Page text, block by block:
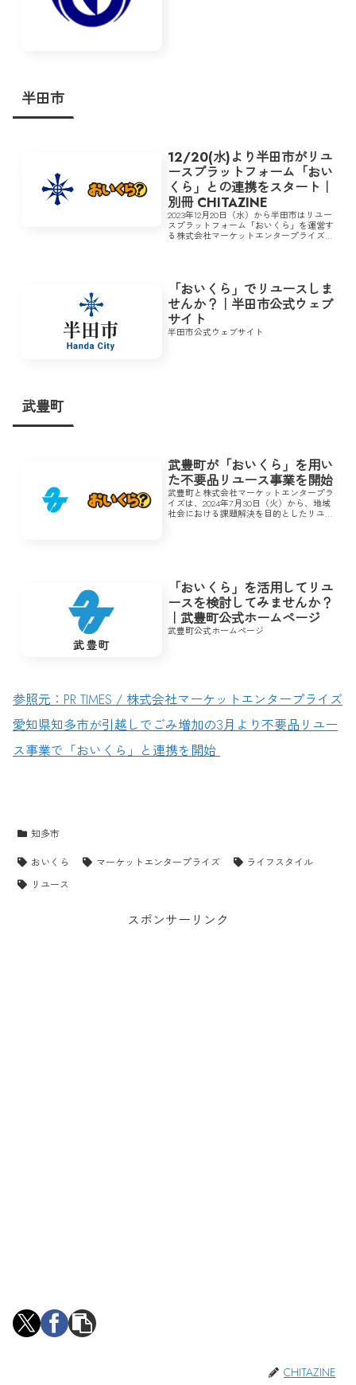
半田市
12/20(水)より半田市がリユ
ースプラットフォーム「おい
くら」との連携をスタート｜
別冊 CHITAZINE
2023年12月20日（水）から半田市はリユー
スプラットフォーム「おいくら」を運営す
る株式会社マーケットエンタープライズと
「おいくら」でリユースしま
せんか？｜半田市公式ウェブ
サイト
半田市公式ウェブサイト
武豊町
武豊町が「おいくら」を用い
た不要品リユース事業を開始
武豊町と株式会社マーケットエンタープラ
イズは、2024年7月30日（火）から、地域
社会における課題解決を目的としたリユー
「おいくら」を活用してリユ
ースを検討してみませんか？
｜武豊町公式ホームページ
武豊町公式ホームページ
参照元：PR TIMES / 株式会社マーケットエンタープライズ
愛知県知多市が引越しでごみ増加の3月より不要品リユー
ス事業で「おいくら」と連携を開始
知多市
おいくら
マーケットエンタープライズ
ライフスタイル
リユース
スポンサーリンク
CHITAZINE